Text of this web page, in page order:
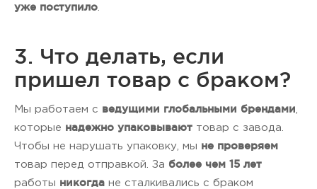
уже поступило
3. Что делать, если
пришел товар с браком?
Мы работаем с ведущими глобальными брендами
которые надежно упаковывают товар с завода.
Чтобы не нарушать упаковку, мы не проверяем
товар перед отправкой. За более чем 15 лет
работы никогда не сталкивались с браком